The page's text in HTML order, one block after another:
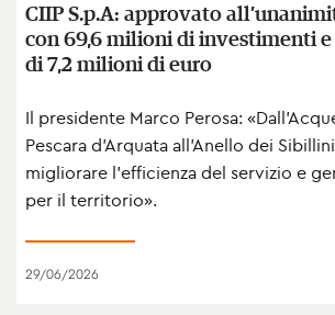
CIIP S.p.A: approvato
con 69,6 milioni di investimenti
di 7,2 milioni di euro
Il presidente Marco Perosa:
Pescara d’Arquata all’Anello dei
migliorare l’efficienza del servizio e
per il territorio».
29/06/2026